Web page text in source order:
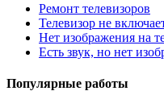
Ремонт телевизоров
Телевизор не
Нет изображения на
Есть звук, но нет
Популярные работы